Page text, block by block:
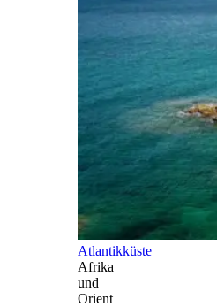
Atlantikküste
Afrika
und
Orient